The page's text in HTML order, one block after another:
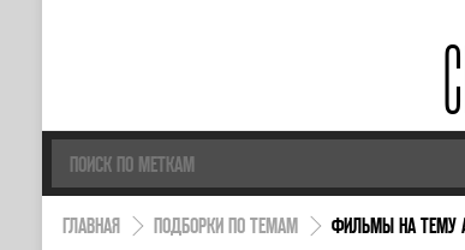
ГЛАВНАЯ ПОДБОРКИ ПО ТЕМАМ ФИЛЬМЫ НА ТЕМУ